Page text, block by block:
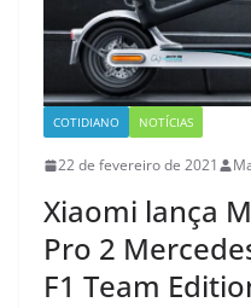
COTIDIANO NOTÍCIAS
22 de fevereiro de 2021
Xiaomi lança
Pro 2
F1 Team